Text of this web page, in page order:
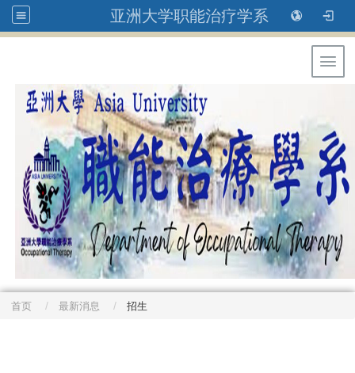
亚洲大学职能治疗学系
首页 最新消息 招生